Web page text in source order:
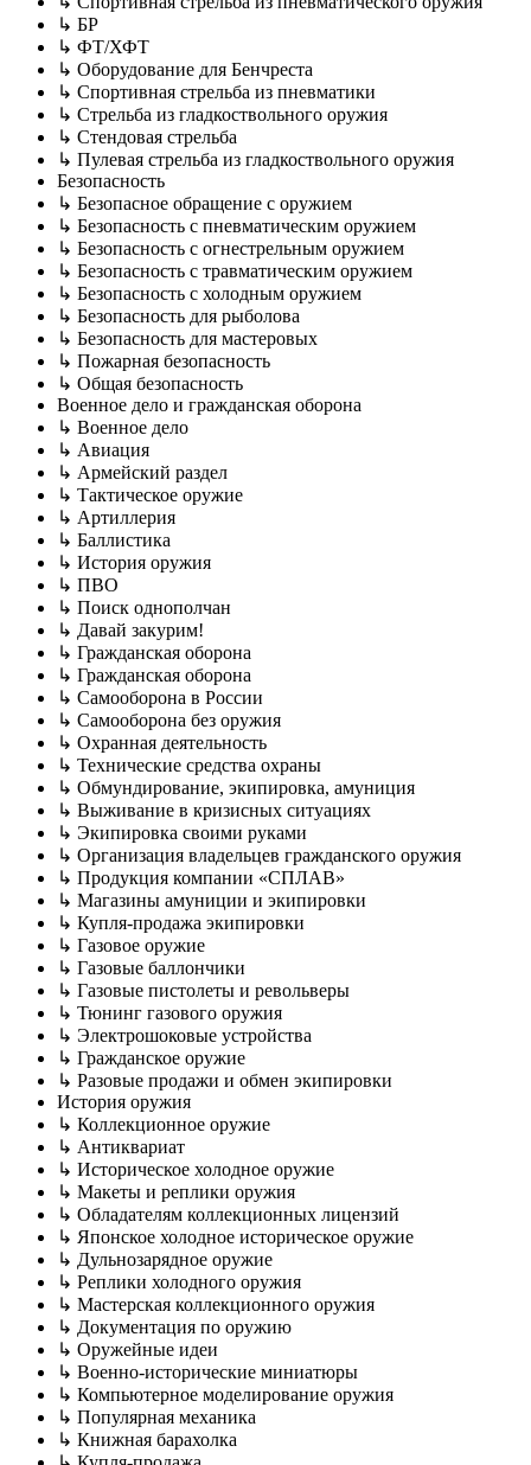
↳ БР
↳ ФТ/ХФТ
↳ Оборудование для Бенчреста
↳ Спортивная стрельба из пневматики
↳ Стрельба из гладкоствольного оружия
↳ Стендовая стрельба
↳ Пулевая стрельба из гладкоствольного оружия
Безопасность
↳ Безопасное обращение с оружием
↳ Безопасность с пневматическим оружием
↳ Безопасность с огнестрельным оружием
↳ Безопасность с травматическим оружием
↳ Безопасность с холодным оружием
↳ Безопасность для рыболова
↳ Безопасность для мастеровых
↳ Пожарная безопасность
↳ Общая безопасность
Военное дело и гражданская оборона
↳ Военное дело
↳ Авиация
↳ Армейский раздел
↳ Тактическое оружие
↳ Артиллерия
↳ Баллистика
↳ История оружия
↳ ПВО
↳ Поиск однополчан
↳ Давай закурим!
↳ Гражданская оборона
↳ Гражданская оборона
↳ Самооборона в России
↳ Самооборона без оружия
↳ Охранная деятельность
↳ Технические средства охраны
↳ Обмундирование, экипировка, амуниция
↳ Выживание в кризисных ситуациях
↳ Экипировка своими руками
↳ Организация владельцев гражданского оружия
↳ Продукция компании «СПЛАВ»
↳ Магазины амуниции и экипировки
↳ Купля-продажа экипировки
↳ Газовое оружие
↳ Газовые баллончики
↳ Газовые пистолеты и револьверы
↳ Тюнинг газового оружия
↳ Электрошоковые устройства
↳ Гражданское оружие
↳ Разовые продажи и обмен экипировки
История оружия
↳ Коллекционное оружие
↳ Антиквариат
↳ Историческое холодное оружие
↳ Макеты и реплики оружия
↳ Обладателям коллекционных лицензий
↳ Японское холодное историческое оружие
↳ Дульнозарядное оружие
↳ Реплики холодного оружия
↳ Мастерская коллекционного оружия
↳ Документация по оружию
↳ Оружейные идеи
↳ Военно-исторические миниатюры
↳ Компьютерное моделирование оружия
↳ Популярная механика
↳ Книжная барахолка